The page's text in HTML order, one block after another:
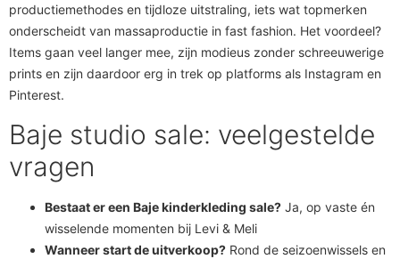
productiemethodes en tijdloze uitstraling, iets wat topmerken
onderscheidt van massaproductie in fast fashion. Het voordeel?
Items gaan veel langer mee, zijn modieus zonder schreeuwerige
prints en zijn daardoor erg in trek op platforms als Instagram en
Pinterest.
Baje studio sale: veelgestelde
vragen
Bestaat er een Baje kinderkleding sale? Ja, op vaste én
wisselende momenten bij Levi & Meli
Wanneer start de uitverkoop? Rond de seizoenwissels en